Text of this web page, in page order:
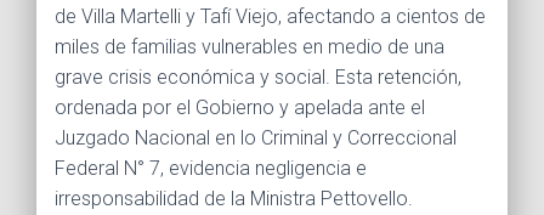
de Villa Martelli y Tafí Viejo, afectando a cientos de
miles de familias vulnerables en medio de una
grave crisis económica y social. Esta retención,
ordenada por el Gobierno y apelada ante el
Juzgado Nacional en lo Criminal y Correccional
Federal N° 7, evidencia negligencia e
irresponsabilidad de la Ministra Pettovello.